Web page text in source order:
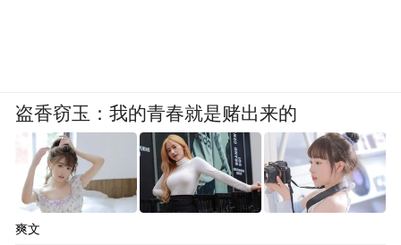
盗香窃玉：我的青春就是赌出来的
爽文